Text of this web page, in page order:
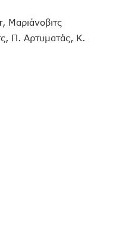
Μαριάνοβιτς
Π. Αρτυματάς, Κ.